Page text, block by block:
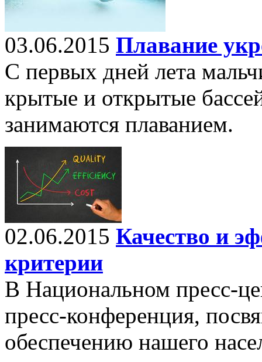
03.06.2015 Плавание
С первых дней лета
крытые и открытые
занимаются плаванием.
02.06.2015 Качество и
критерии
В Национальном пресс-
пресс-конференция,
обеспечению нашего